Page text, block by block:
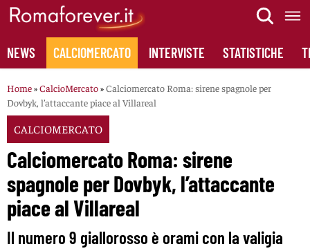
Skip
content
NEWS CALCIOMERCATO INTERVISTE STATISTICHE
Home»CalcioMercato»Calciomercato Roma: sirene spagnole per
Dovbyk, l’attaccante piace al Villareal
CALCIOMERCATO
Calciomercato Roma: sirene
spagnole per Dovbyk, l’attaccante
piace al Villareal
Il numero 9 giallorosso è orami con la valigia